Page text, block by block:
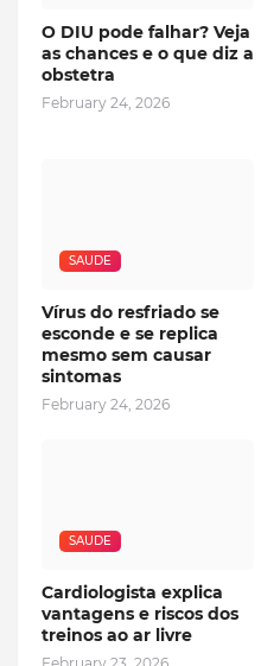
O DIU pode falhar? Veja
as chances e o que diz a
obstetra
February 24, 2026
SAUDE
Vírus do resfriado se
esconde e se replica
mesmo sem causar
sintomas
February 24, 2026
SAUDE
Cardiologista explica
vantagens e riscos dos
treinos ao ar livre